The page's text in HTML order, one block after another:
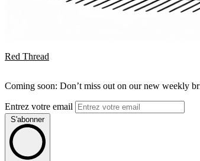
Red Thread
Coming soon: Don’t miss out on our new weekly
Entrez votre email
S'abonner